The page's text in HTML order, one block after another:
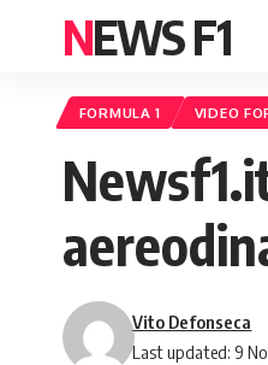
NEWS F1
FORMULA 1 VIDEO
Last updated: 9
Vito Defonseca